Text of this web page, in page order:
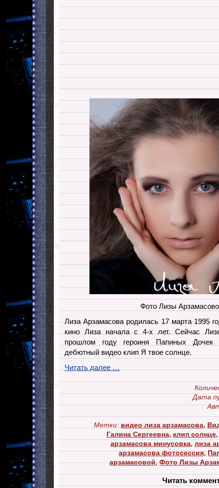
Фото Лизы
Лиза Арзамасова родилась 17 марта 1995
кино Лиза начала с 4-х лет. Сейчас
прошлом году героиня Папиных Дочек
дебютный видео клип Я твое солнце.
Читать далее …
Дата
Метки: видео лиза арзамасова,
Галина Сергеевна, клип солнце
арзамасова минусовка, лиза
арзамасова фотосессия,
арзамасовой,Фото Лизы
Читать